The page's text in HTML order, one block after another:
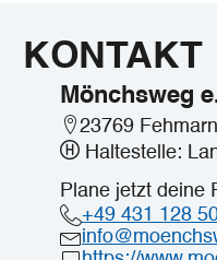
KONTAKT
Mönchsweg
23769 Fehmarn
Haltestelle:
Plane jetzt deine
+49 431 128